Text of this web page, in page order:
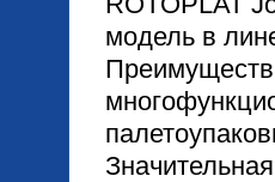
модель в